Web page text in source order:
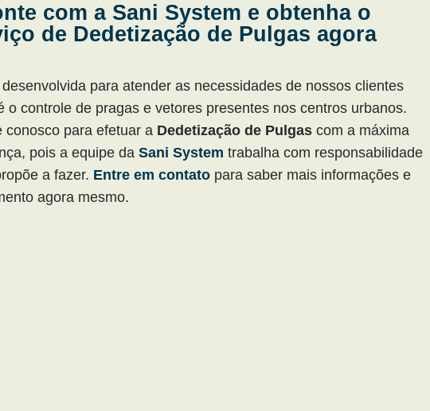
com a Sani System e obtenha o
de Dedetização de Pulgas agora
para atender as necessidades de nossos clientes
o controle de pragas e vetores presentes nos centros urbanos.
conosco para efetuar a Dedetização de Pulgas com a máxima
pois a equipe daSani System trabalha com responsabilidade
a fazer. Entre em contato para saber mais informações e
agora mesmo.